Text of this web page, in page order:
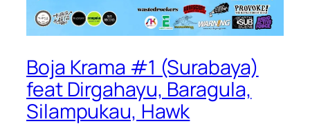
Boja Krama #1 (Surabaya)
feat Dirgahayu, Baragula,
Silampukau, Hawk